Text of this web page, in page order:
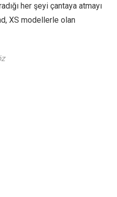
her şeyi çantaya atmayı
XS modellerle olan